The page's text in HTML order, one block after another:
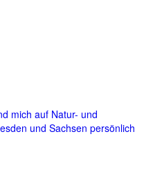
mich auf Natur- und
und Sachsen persönlich